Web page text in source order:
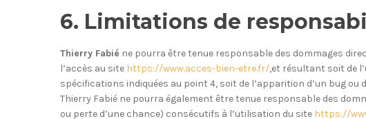
6. Limitations de
Thierry Fabié ne pourra être tenue responsable des dommages
l’accès au site https://www.acces-bien-etre.fr/,et résultant soit de
spécifications indiquées au point 4, soit de l’apparition d’un bug ou
Thierry Fabié ne pourra également être tenue responsable des
ou perte d’une chance) consécutifs à l’utilisation du site https://